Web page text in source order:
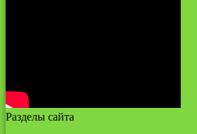
Разделы сайта